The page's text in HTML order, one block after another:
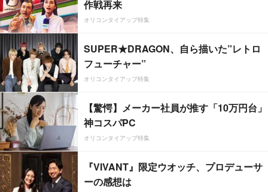
作戦再来
オリコンタイアップ特集
SUPER★DRAGON、自ら描いた”レトロ
フューチャー”
オリコンタイアップ特集
【驚愕】メーカー社員が推す「10万円台」
神コスパPC
オリコンタイアップ特集
『VIVANT』限定ウオッチ、プロデューサ
ーの感想は